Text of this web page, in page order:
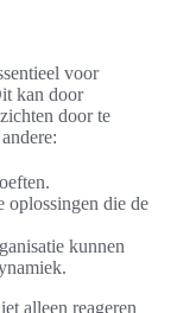
voor
kan door
door te
oplossingen die de
kunnen
alleen reageren